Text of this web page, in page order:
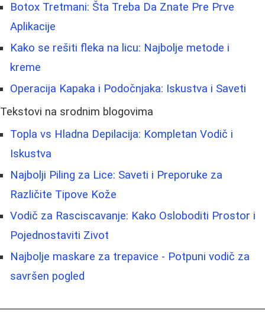
Botox Tretmani: Šta Treba Da Znate Pre Prve
Aplikacije
Kako se rešiti fleka na licu: Najbolje metode i
kreme
Operacija Kapaka i Podočnjaka: Iskustva i Saveti
Tekstovi na srodnim blogovima
Topla vs Hladna Depilacija: Kompletan Vodič i
Iskustva
Najbolji Piling za Lice: Saveti i Preporuke za
Različite Tipove Kože
Vodič za Rasciscavanje: Kako Osloboditi Prostor i
Pojednostaviti Zivot
Najbolje maskare za trepavice - Potpuni vodič za
savršen pogled